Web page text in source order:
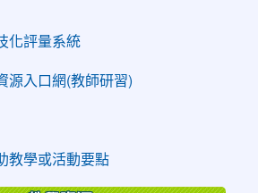
化評量系統
源入口網(教師研習)
教學或活動要點